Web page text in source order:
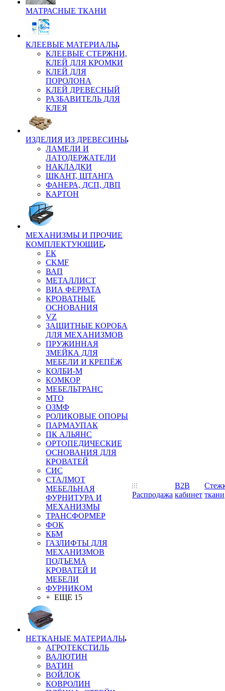
МАТРАСНЫЕ ТКАНИ
КЛЕЕВЫЕ МАТЕРИАЛЫ
КЛЕЕВЫЕ СТЕРЖНИ,
КЛЕЙ ДЛЯ КРОМКИ
КЛЕЙ ДЛЯ
ПОРОЛОНА
КЛЕЙ ДРЕВЕСНЫЙ
РАЗБАВИТЕЛЬ ДЛЯ
КЛЕЯ
ИЗДЕЛИЯ ИЗ ДРЕВЕСИНЫ
ЛАМЕЛИ И
ЛАТОДЕРЖАТЕЛИ
НАКЛАДКИ
ШКАНТ, ШТАНГА
ФАНЕРА, ДСП, ДВП
КАРТОН
МЕХАНИЗМЫ И ПРОЧИЕ
КОМПЛЕКТУЮЩИЕ
ЕК
CKMF
ВАП
МЕТАЛЛИСТ
ВИА ФЕРРАТА
КРОВАТНЫЕ
ОСНОВАНИЯ
VZ
ЗАЩИТНЫЕ КОРОБА
ДЛЯ МЕХАНИЗМОВ
ПРУЖИННАЯ
ЗМЕЙКА ДЛЯ
МЕБЕЛИ И КРЕПЁЖ
КОЛБИ-М
КОМКОР
МЕБЕЛЬТРАНС
MTO
ОЗМФ
РОЛИКОВЫЕ ОПОРЫ
ПАРМАУПАК
ПК АЛЬЯНС
ОРТОПЕДИЧЕСКИЕ
ОСНОВАНИЯ ДЛЯ
КРОВАТЕЙ
СИС
СТАЛМОТ
МЕБЕЛЬНАЯ
ФУРНИТУРА И
МЕХАНИЗМЫ
ТРАНСФОРМЕР
ФОК
КБМ
ГАЗЛИФТЫ ДЛЯ
МЕХАНИЗМОВ
ПОДЪЕМА
КРОВАТЕЙ И
МЕБЕЛИ
ФУРНИКОМ
+ ЕЩЕ 15
НЕТКАНЫЕ МАТЕРИАЛЫ
АГРОТЕКСТИЛЬ
ВАЛЮТИН
ВАТИН
ВОЙЛОК
КОВРОЛИН
Распродажа
B2B
кабинет ткани